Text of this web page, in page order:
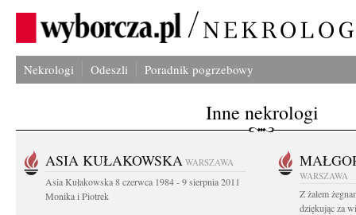
Nekrologi Odeszli Poradnik pogrzebowy
Inne nekrologi
ASIA KUŁAKOWSKA WARSZAWA
Asia Kułakowska 8 czerwca 1984 - 9 sierpnia 2011
Monika i Piotrek
WARSZAWA
Z żalem
dziękując za